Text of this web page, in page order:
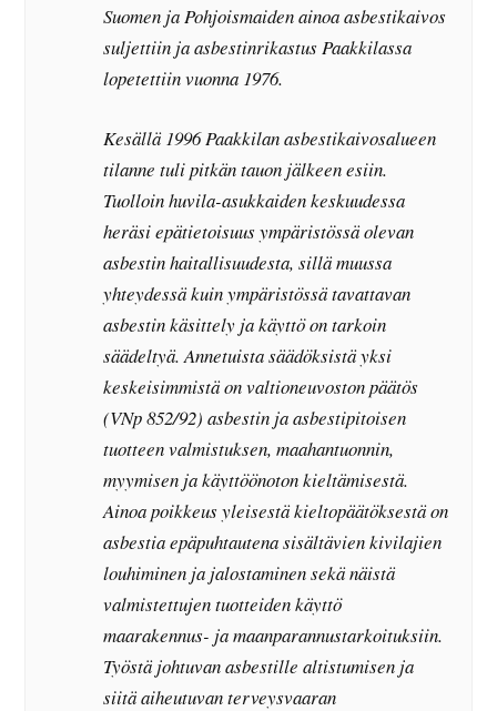
Suomen ja Pohjoismaiden ainoa asbestikaivos
suljettiin ja asbestinrikastus Paakkilassa
lopetettiin vuonna 1976.
Kesällä 1996 Paakkilan asbestikaivosalueen
tilanne tuli pitkän tauon jälkeen esiin.
Tuolloin huvila-asukkaiden keskuudessa
heräsi epätietoisuus ympäristössä olevan
asbestin haitallisuudesta, sillä muussa
yhteydessä kuin ympäristössä tavattavan
asbestin käsittely ja käyttö on tarkoin
säädeltyä. Annetuista säädöksistä yksi
keskeisimmistä on valtioneuvoston päätös
(VNp 852/92) asbestin ja asbestipitoisen
tuotteen valmistuksen, maahantuonnin,
myymisen ja käyttöönoton kieltämisestä.
Ainoa poikkeus yleisestä kieltopäätöksestä on
asbestia epäpuhtautena sisältävien kivilajien
louhiminen ja jalostaminen sekä näistä
valmistettujen tuotteiden käyttö
maarakennus- ja maanparannustarkoituksiin.
Työstä johtuvan asbestille altistumisen ja
siitä aiheutuvan terveysvaaran